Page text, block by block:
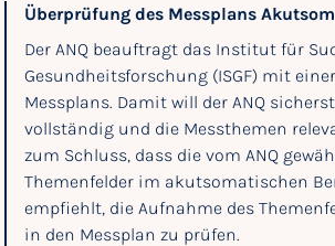
Überprüfung des Messplans
Der ANQ beauftragt das Institut für
Gesundheitsforschung (ISGF) mit
Messplans. Damit will der ANQ
vollständig und die Messthemen
zum Schluss, dass die vom ANQ
Themenfelder im akutsomatischen
empfiehlt, die Aufnahme des
in den Messplan zu prüfen.